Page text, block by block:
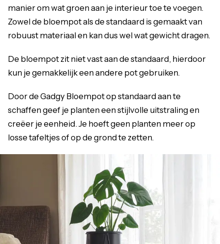
manier om wat groen aan je interieur toe te voegen.
Zowel de bloempot als de standaard is gemaakt van
robuust materiaal en kan dus wel wat gewicht dragen.
De bloempot zit niet vast aan de standaard, hierdoor
kun je gemakkelijk een andere pot gebruiken.
Door de Gadgy Bloempot op standaard aan te
schaffen geef je planten een stijlvolle uitstraling en
creëer je eenheid. Je hoeft geen planten meer op
losse tafeltjes of op de grond te zetten.